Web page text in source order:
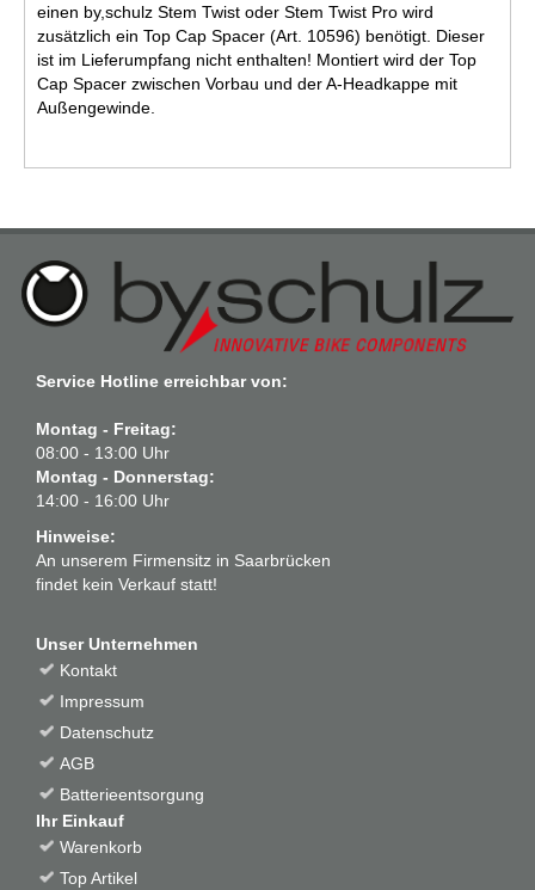
einen by,schulz Stem Twist oder Stem Twist Pro wird
zusätzlich ein Top Cap Spacer (Art. 10596) benötigt. Dieser
ist im Lieferumpfang nicht enthalten! Montiert wird der Top
Cap Spacer zwischen Vorbau und der A-Headkappe mit
Außengewinde.
Service Hotline erreichbar von:
Montag - Freitag:
08:00 - 13:00 Uhr
Montag - Donnerstag:
14:00 - 16:00 Uhr
Hinweise:
An unserem Firmensitz in Saarbrücken
findet kein Verkauf statt!
Unser Unternehmen
Kontakt
Impressum
Datenschutz
AGB
Batterieentsorgung
Ihr Einkauf
Warenkorb
Top Artikel